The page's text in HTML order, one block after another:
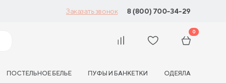
Заказать звонок 8 (800) 700-34-29
0
ПОСТЕЛЬНОЕ БЕЛЬЕ ПУФЫ И БАНКЕТКИ ОДЕЯЛА